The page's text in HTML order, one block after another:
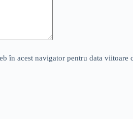
în acest navigator pentru data viitoare